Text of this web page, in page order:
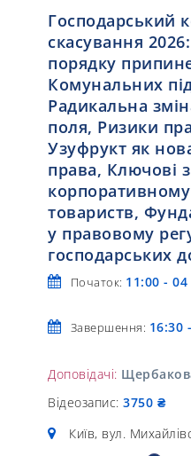
Господарський
скасування
порядку
Комунальних
Радикальна
поля, Ризики
Узуфрукт як
права, Ключові
корпоративному
товариств,
у правовому
господарських
Початок: 11:00 -
Завершення: 16:30
Доповідачі:
Відеозапис: 3750 ₴
Київ, вул.